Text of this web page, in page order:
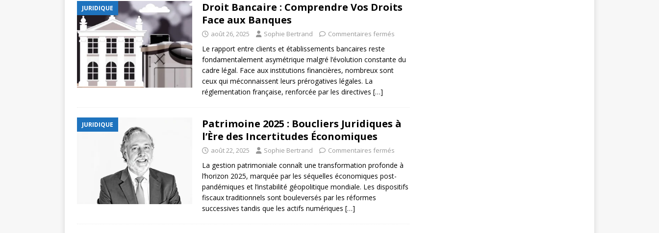
JURIDIQUE
Droit Bancaire : Comprendre Vos Droits
Face aux Banques
août 26, 2025 Sophie Bertrand Commentaires fermés
Le rapport entre clients et établissements bancaires reste
fondamentalement asymétrique malgré l’évolution constante du
cadre légal. Face aux institutions financières, nombreux sont
ceux qui méconnaissent leurs prérogatives légales. La
réglementation française, renforcée par les directives […]
JURIDIQUE
Patrimoine 2025 : Boucliers Juridiques à
l’Ère des Incertitudes Économiques
août 22, 2025 Sophie Bertrand Commentaires fermés
La gestion patrimoniale connaît une transformation profonde à
l’horizon 2025, marquée par les séquelles économiques post-
pandémiques et l’instabilité géopolitique mondiale. Les dispositifs
fiscaux traditionnels sont bouleversés par les réformes
successives tandis que les actifs numériques […]